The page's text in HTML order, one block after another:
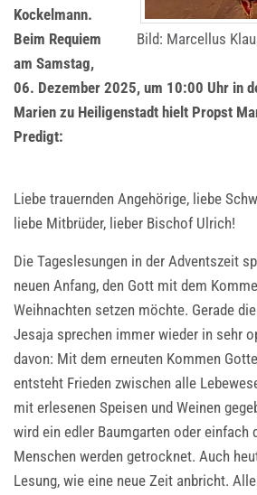
Bild: Marcellus
Kockelmann.
Beim Requiem
am Samstag,
06. Dezember 2025, um 10:00 Uhr in
Marien zu Heiligenstadt hielt Propst
Predigt:
Liebe trauernden Angehörige, liebe
liebe Mitbrüder, lieber Bischof Ulrich!
Die Tageslesungen in der Adventszeit
neuen Anfang, den Gott mit dem
Weihnachten setzen möchte. Gerade
Jesaja sprechen immer wieder in sehr
davon: Mit dem erneuten Kommen
entsteht Frieden zwischen alle
mit erlesenen Speisen und Weinen
wird ein edler Baumgarten oder einfach
Menschen werden getrocknet. Auch
Lesung, wie eine neue Zeit anbricht.